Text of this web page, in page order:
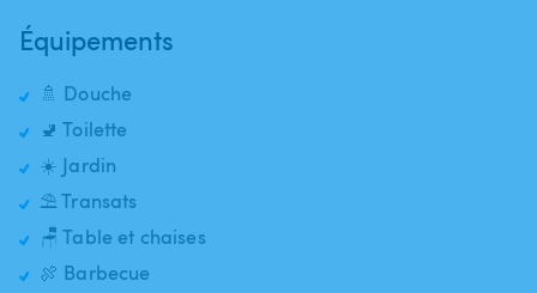
Équipements
🚿 Douche
🚽 Toilette
☀️ Jardin
⛱️ Transats
🪑 Table et chaises
🍖 Barbecue